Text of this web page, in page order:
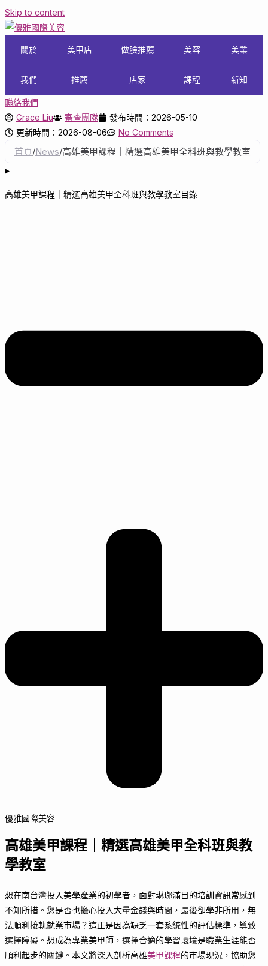
Skip to content
關於
我們
美甲店
推薦
做臉推薦
店家
美容
課程
美業
新知
聯絡我們
Grace Liu
審查團隊
發布時間：2026-05-10
更新時間：2026-08-06
No Comments
首頁/News/高雄美甲課程｜精選高雄美甲全科班與教學教室
高雄美甲課程｜精選高雄美甲全科班與教學教室目錄
優雅國際美容
高雄美甲課程｜精選高雄美甲全科班與教
學教室
想在南台灣投入美學產業的初學者，面對琳瑯滿目的培訓資訊常感到
不知所措。您是否也擔心投入大量金錢與時間，最後卻學非所用，無
法順利接軌就業市場？這正是因為缺乏一套系統性的評估標準，導致
選擇障礙。想成為專業美甲師，選擇合適的學習環境是職業生涯能否
順利起步的關鍵。本文將深入剖析高雄美甲課程的市場現況，協助您